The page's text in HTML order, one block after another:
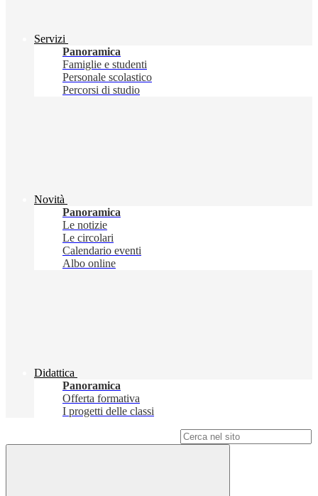
Servizi
Panoramica
Famiglie e studenti
Personale scolastico
Percorsi di studio
Novità
Panoramica
Le notizie
Le circolari
Calendario eventi
Albo online
Didattica
Panoramica
Offerta formativa
I progetti delle classi